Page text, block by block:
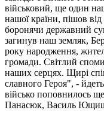
військовий, ще один
нашої країни, пішов
боронячи державний
загинув наш земляк,
року народження,
громади. Світлий
наших серцях. Щирі
славного Героя", -
військо поповнилось
Панасюк, Василь